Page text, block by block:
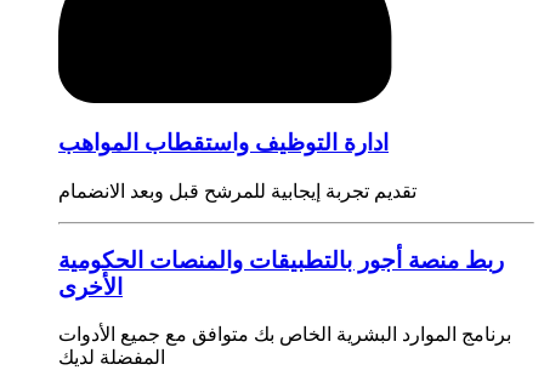
ادارة التوظيف واستقطاب المواهب
تقديم تجربة إيجابية للمرشح قبل وبعد الانضمام
ربط منصة أجور بالتطبيقات والمنصات الحكومية
الأخرى
برنامج الموارد البشرية الخاص بك متوافق مع جميع الأدوات
المفضلة لديك